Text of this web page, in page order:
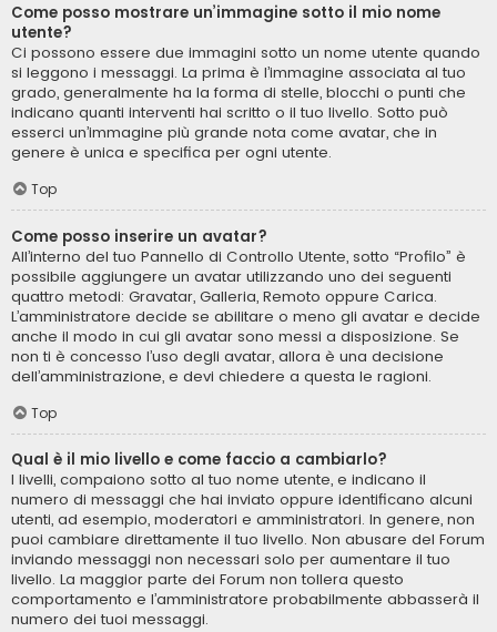
Come posso mostrare un’immagine sotto il mio nome
utente?
Ci possono essere due immagini sotto un nome utente quando
si leggono i messaggi. La prima è l’immagine associata al tuo
grado, generalmente ha la forma di stelle, blocchi o punti che
indicano quanti interventi hai scritto o il tuo livello. Sotto può
esserci un’immagine più grande nota come avatar, che in
genere è unica e specifica per ogni utente.
Top
Come posso inserire un avatar?
All’interno del tuo Pannello di Controllo Utente, sotto “Profilo” è
possibile aggiungere un avatar utilizzando uno dei seguenti
quattro metodi: Gravatar, Galleria, Remoto oppure Carica.
L’amministratore decide se abilitare o meno gli avatar e decide
anche il modo in cui gli avatar sono messi a disposizione. Se
non ti è concesso l’uso degli avatar, allora è una decisione
dell’amministrazione, e devi chiedere a questa le ragioni.
Top
Qual è il mio livello e come faccio a cambiarlo?
I livelli, compaiono sotto al tuo nome utente, e indicano il
numero di messaggi che hai inviato oppure identificano alcuni
utenti, ad esempio, moderatori e amministratori. In genere, non
puoi cambiare direttamente il tuo livello. Non abusare del Forum
inviando messaggi non necessari solo per aumentare il tuo
livello. La maggior parte dei Forum non tollera questo
comportamento e l’amministratore probabilmente abbasserà il
numero dei tuoi messaggi.